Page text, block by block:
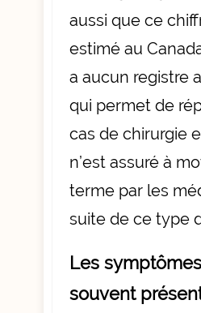
aussi que ce
estimé au
a aucun registre
qui permet de
cas de chirurgie
n’est assuré à
terme par les
suite de ce type
Les
souvent